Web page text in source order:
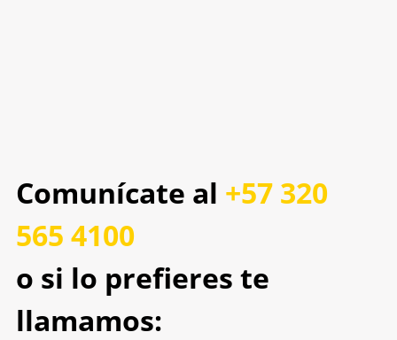
Comunícate al +57 320
565 4100
o si lo prefieres te
llamamos: